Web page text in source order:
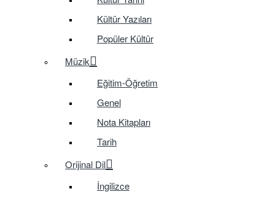
Kültür Yazıları
Popüler Kültür
Müzik
Eğitim-Öğretim
Genel
Nota Kitapları
Tarih
Orijinal Dil
İngilizce